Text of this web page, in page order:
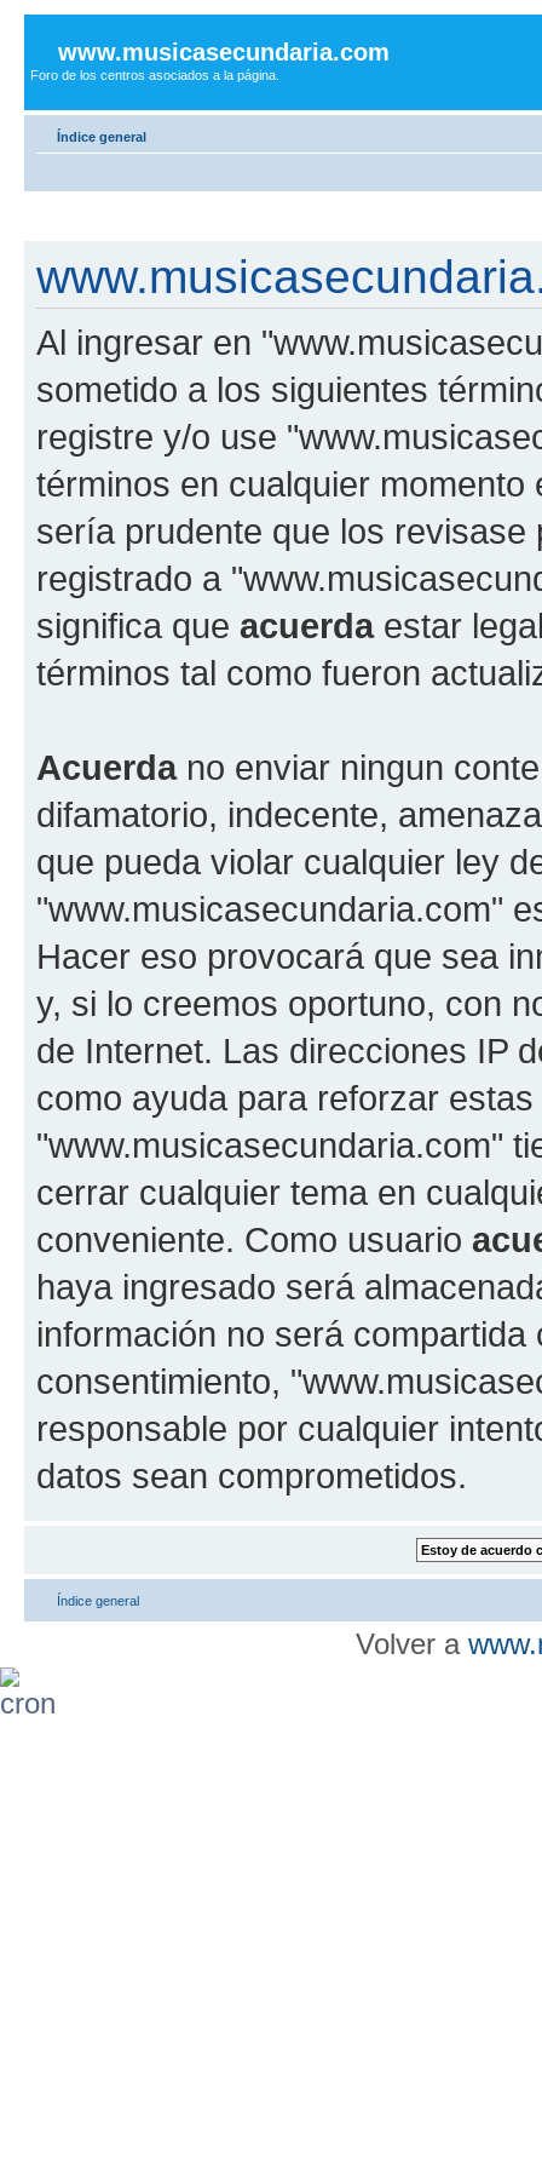
www.musicasecundaria.com
Foro de los centros asociados a la página.
Índice general
Al ingresar en
sometido a los siguientes
registre y/o use
términos en cualquier
sería prudente que los
registrado a
significa que acuerdaestar
términos tal como fueron
Acuerdano enviar ningun
difamatorio, indecente,
que pueda violar cualquier ley
"www.musicasecundaria.com"
Hacer eso provocará que sea
y, si lo creemos oportuno, con
de Internet. Las direcciones IP
como ayuda para reforzar
"www.musicasecundaria.com"
cerrar cualquier tema en
conveniente. Como usuario
haya ingresado será
información no será
consentimiento,
responsable por cualquier
datos sean comprometidos.
Índice general
Volver a